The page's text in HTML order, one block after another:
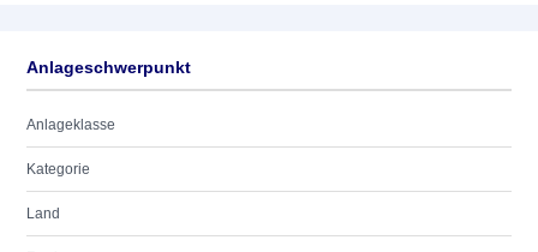
Anlageschwerpunkt
Anlageklasse
Kategorie
Land